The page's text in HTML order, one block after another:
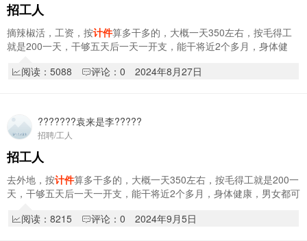
招工人
摘辣椒活，工资，按计件算多干多的，大概一天350左右，按毛得工
就是200一天，干够五天后一天一开支，能干将近2个多月，身体健
阅读：5088
评论：0 2024年8月27日
???????袁来是李?????
招聘/工人
招工人
去外地，按计件算多干多的，大概一天350左右，按毛得工就是200一
天，干够五天后一天一开支，能干将近2个多月，身体健康，男女都可
阅读：8215
评论：0 2024年9月5日